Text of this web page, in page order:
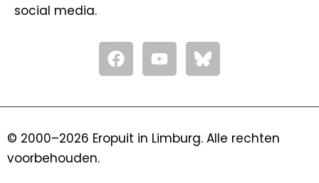
social media.
F
a
c
o
Y
o
u
b
© 2000–2026 Eropuit in Limburg. Alle rechten
voorbehouden.